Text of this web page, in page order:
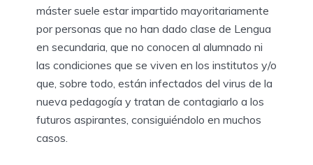
máster suele estar impartido mayoritariamente
por personas que no han dado clase de Lengua
en secundaria, que no conocen al alumnado ni
las condiciones que se viven en los institutos y/o
que, sobre todo, están infectados del virus de la
nueva pedagogía y tratan de contagiarlo a los
futuros aspirantes, consiguiéndolo en muchos
casos.